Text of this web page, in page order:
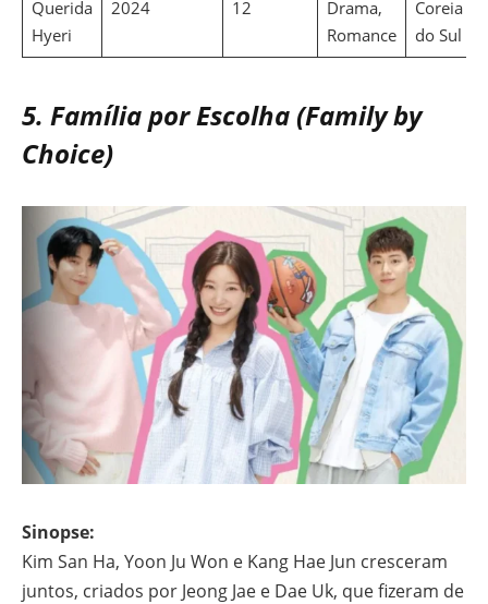
Querida
Hyeri
2024 12
Drama,
Romance
Coreia
do Sul
5. Família por Escolha (Family by
Choice)
Sinopse:
Kim San Ha, Yoon Ju Won e Kang Hae Jun cresceram
juntos, criados por Jeong Jae e Dae Uk, que fizeram de